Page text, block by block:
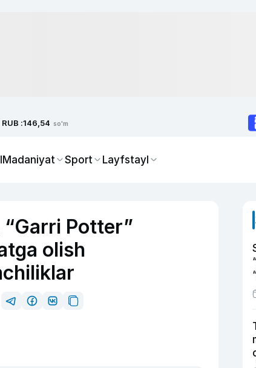
RUB :146,54 so'm
Madaniyat Sport Layfstayl
Potter”
olish